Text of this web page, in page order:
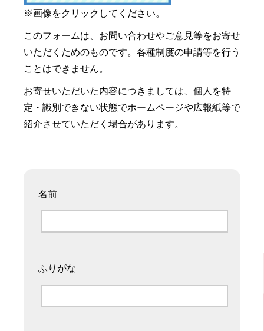
※画像をクリックしてください。
このフォームは、お問い合わせやご意見等をお寄せ
いただくためのものです。各種制度の申請等を行う
ことはできません。
お寄せいただいた内容につきましては、個人を特
定・識別できない状態でホームページや広報紙等で
紹介させていただく場合があります。
名前
ふりがな